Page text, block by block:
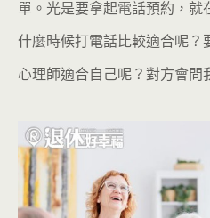
單。光是要拿起電話預約，就
什麼時候打電話比較適合呢？
心理師適合自己呢？對方會問